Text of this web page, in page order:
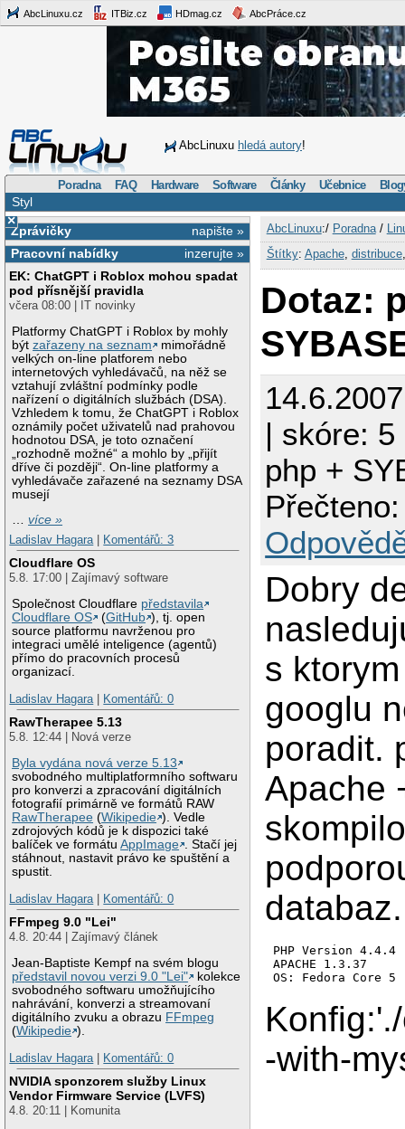
AbcLinuxu.cz ITBiz.cz HDmag.cz AbcPráce.cz
AbcLinuxu hledá autory!
Poradna FAQ Hardware Software Články Učebnice
Styl
×
napište »
Zprávičky
inzerujte »
Pracovní nabídky
EK: ChatGPT i Roblox mohou spadat
pod přísnější pravidla
včera 08:00 | IT novinky
Platformy ChatGPT i Roblox by mohly
býtzařazeny na seznam
mimořádně
velkých on-line platforem nebo
internetových vyhledávačů, na něž se
vztahují zvláštní podmínky podle
nařízení o digitálních službách (DSA).
Vzhledem k tomu, že ChatGPT i Roblox
oznámily počet uživatelů nad prahovou
hodnotou DSA, je toto označení
„rozhodně možné“ a mohlo by „přijít
dříve či později“. On-line platformy a
vyhledávače zařazené na seznamy DSA
musejí
…více »
Ladislav Hagara
Komentářů: 3
Cloudflare OS
5.8. 17:00 | Zajímavý software
Společnost Cloudflare představila
Cloudflare OS
(GitHub ), tj. open
source platformu navrženou pro
integraci umělé inteligence (agentů)
přímo do pracovních procesů
organizací.
Ladislav Hagara
Komentářů: 0
RawTherapee 5.13
5.8. 12:44 | Nová verze
Byla vydána nová verze 5.13
svobodného multiplatformního softwaru
pro konverzi a zpracování digitálních
fotografií primárně ve formátů RAW
RawTherapee (Wikipedie ). Vedle
zdrojových kódů je k dispozici také
balíček ve formátuAppImage . Stačí jej
stáhnout, nastavit právo ke spuštění a
spustit.
Ladislav Hagara
Komentářů: 0
FFmpeg 9.0 "Lei"
4.8. 20:44 | Zajímavý článek
Jean-Baptiste Kempf na svém blogu
představil novou verzi 9.0 "Lei"
kolekce
svobodného softwaru umožňujícího
nahrávání, konverzi a streamovaní
digitálního zvuku a obrazu FFmpeg
(Wikipedie ).
Ladislav Hagara
Komentářů: 0
NVIDIA sponzorem služby Linux
Vendor Firmware Service (LVFS)
4.8. 20:11 | Komunita
AbcLinuxu:/ Poradna/
Štítky: Apache, distribuce
Dotaz:
| skóre: 5
php +
Dobry
s
googlu
poradit.
Apache
PHP Version 4.4.4
APACHE 1.3.37
-with-